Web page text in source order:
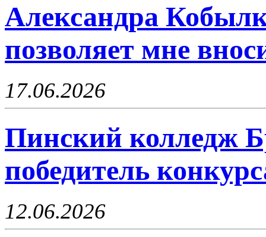
Александра
позволяет мне
17.06.2026
Пинский колледж
победитель
12.06.2026